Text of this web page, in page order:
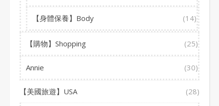
【身體保養】Body (14)
【購物】Shopping (25)
Annie (30)
【美國旅遊】USA (28)